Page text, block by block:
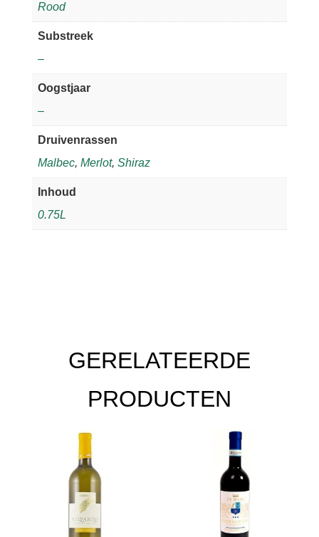
Rood
Substreek
–
Oogstjaar
–
Druivenrassen
Malbec, Merlot, Shiraz
Inhoud
0.75L
GERELATEERDE
PRODUCTEN